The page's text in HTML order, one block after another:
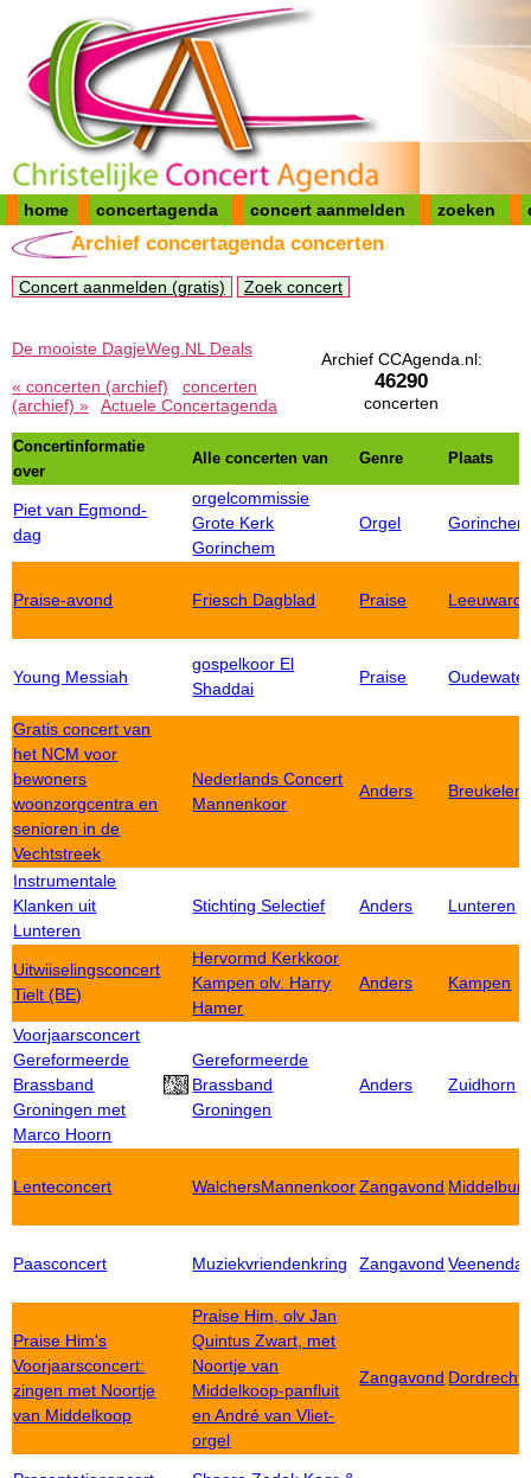
home concertagenda concert aanmelden zoeken
Archief concertagenda concerten
Concert aanmelden (gratis) Zoek concert
Archief CCAgenda.nl:
46290
concerten
De mooiste DagjeWeg.NL Deals
« concerten (archief)
concerten
(archief) »
Actuele Concertagenda
Concertinformatie
over
Alle concerten van Genre Plaats
Piet van Egmond-
dag
orgelcommissie
Grote Kerk
Gorinchem
Orgel Gorinchem
Praise-avond Friesch Dagblad Praise
Young Messiah
gospelkoor El
Shaddai
Praise Oudewater
Gratis concert van
het NCM voor
bewoners
woonzorgcentra en
senioren in de
Vechtstreek
Nederlands Concert
Mannenkoor
Anders Breukelen
Instrumentale
Klanken uit
Lunteren
Stichting Selectief Anders Lunteren
Uitwiiselingsconcert
Tielt (BE)
Hervormd Kerkkoor
Kampen olv. Harry
Hamer
Anders Kampen
Voorjaarsconcert
Gereformeerde
Brassband
Groningen met
Marco Hoorn
Gereformeerde
Brassband
Groningen
Anders Zuidhorn
Lenteconcert WalchersMannenkoor Zangavond
Paasconcert Muziekvriendenkring Zangavond
Praise Him's
Voorjaarsconcert:
zingen met Noortje
van Middelkoop
Praise Him, olv Jan
Quintus Zwart, met
Noortje van
Middelkoop-panfluit
en André van Vliet-
orgel
Zangavond Dordrecht